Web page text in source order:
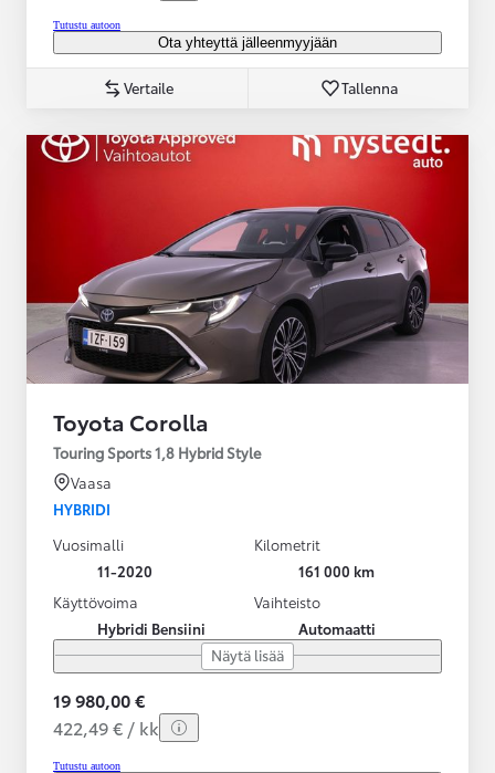
Tutustu autoon
Ota yhteyttä jälleenmyyjään
Vertaile Tallenna
Toyota Corolla
Touring Sports 1,8 Hybrid Style
Vaasa
HYBRIDI
Vuosimalli
11-2020
Kilometrit
161 000 km
Käyttövoima
Hybridi Bensiini
Vaihteisto
Automaatti
Näytä lisää
19 980,00 €
422,49 € / kk
Tutustu autoon